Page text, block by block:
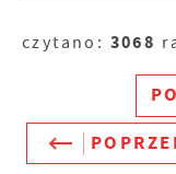
czytano: 3068